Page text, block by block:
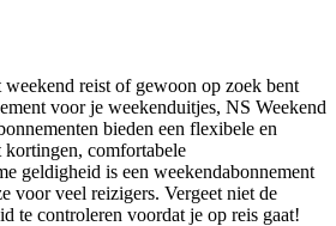
reist of gewoon op zoek bent
voor je weekenduitjes, NS Weekend
bieden een flexibele en
kortingen, comfortabele
geldigheid is een weekendabonnement
voor veel reizigers. Vergeet niet de
te controleren voordat je op reis gaat!